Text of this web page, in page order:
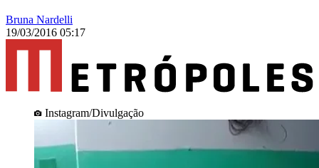
Bruna Nardelli
19/03/2016 05:17
Instagram/Divulgação